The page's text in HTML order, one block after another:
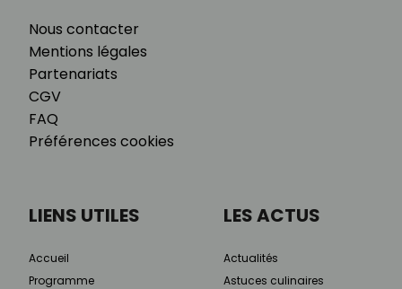
Nous contacter
Mentions légales
Partenariats
CGV
FAQ
Préférences cookies
LIENS UTILES
Accueil
Programme
LES ACTUS
Actualités
Astuces culinaires